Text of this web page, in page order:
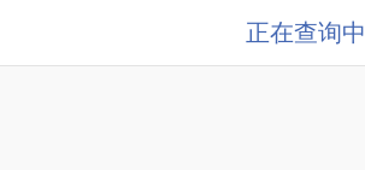
正在查询中